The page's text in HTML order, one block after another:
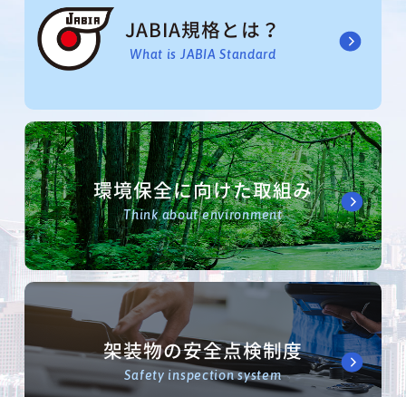
JABIA規格とは？
What is JABIA Standard
環境保全に向けた取組み
Think about environment
架装物の安全点検制度
Safety inspection system